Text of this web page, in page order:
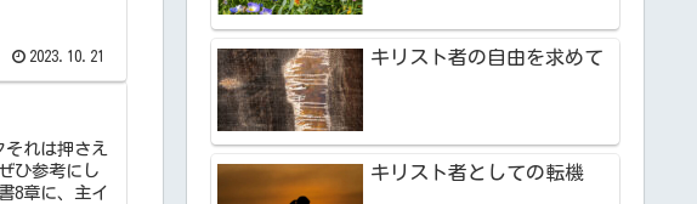
2023.10.21
れは押さえ
ひ参考にし
8章に、主イ
キリスト者の自由を求めて
キリスト者としての転機